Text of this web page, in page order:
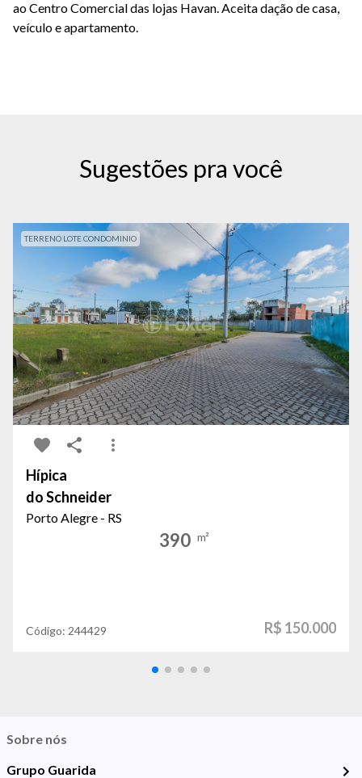
ao Centro Comercial das lojas Havan. Aceita dação de casa,
veículo e apartamento.
Sugestões pra você
TERRENO LOTE CONDOMINIO
Hípica
do Schneider
Porto Alegre - RS
390 m²
Código: 244429 R$ 150.000
Sobre nós
Grupo Guarida